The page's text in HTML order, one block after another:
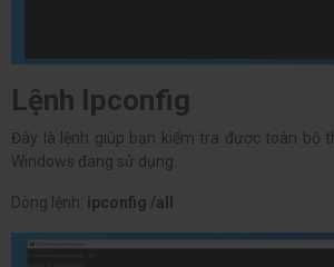
Lệnh Ipconfig
Đây là lệnh giúp bạn kiểm tra được toàn bộ
Windows đang sử dụng.
Dòng lệnh: ipconfig /all